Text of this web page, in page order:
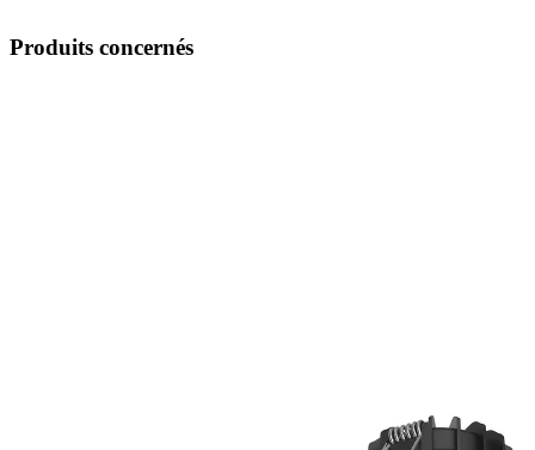
Produits concernés